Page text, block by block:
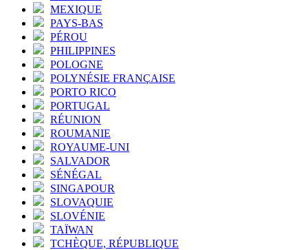
MEXIQUE
PAYS-BAS
PÉROU
PHILIPPINES
POLOGNE
POLYNÉSIE FRANÇAISE
PORTO RICO
PORTUGAL
RÉUNION
ROUMANIE
ROYAUME-UNI
SALVADOR
SÉNÉGAL
SINGAPOUR
SLOVAQUIE
SLOVÉNIE
TAÏWAN
TCHÈQUE, RÉPUBLIQUE